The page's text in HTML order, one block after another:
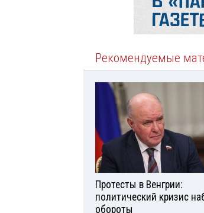
Рекомендуемые
Протесты в Венгрии:
политический кризис
обороты